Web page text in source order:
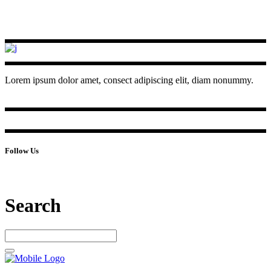
Lorem ipsum dolor amet, consect adipiscing elit, diam nonummy.
Follow Us
Search